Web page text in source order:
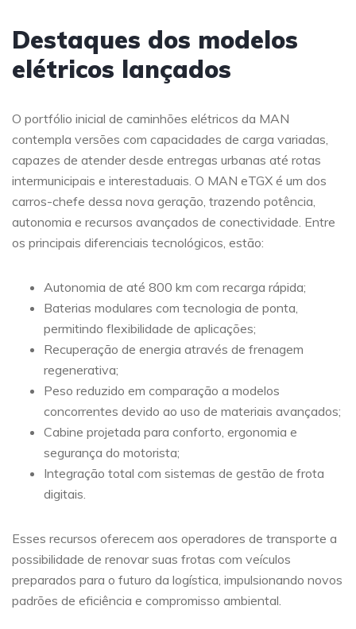
Destaques dos modelos
elétricos lançados
O portfólio inicial de caminhões elétricos da MAN
contempla versões com capacidades de carga variadas,
capazes de atender desde entregas urbanas até rotas
intermunicipais e interestaduais. O MAN eTGX é um dos
carros-chefe dessa nova geração, trazendo potência,
autonomia e recursos avançados de conectividade. Entre
os principais diferenciais tecnológicos, estão:
Autonomia de até 800 km com recarga rápida;
Baterias modulares com tecnologia de ponta,
permitindo flexibilidade de aplicações;
Recuperação de energia através de frenagem
regenerativa;
Peso reduzido em comparação a modelos
concorrentes devido ao uso de materiais avançados;
Cabine projetada para conforto, ergonomia e
segurança do motorista;
Integração total com sistemas de gestão de frota
digitais.
Esses recursos oferecem aos operadores de transporte a
possibilidade de renovar suas frotas com veículos
preparados para o futuro da logística, impulsionando novos
padrões de eficiência e compromisso ambiental.